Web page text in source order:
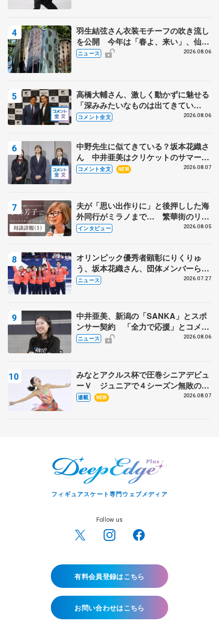
羽生結弦さん衣装モチーフの吹き流し
を公開 今年は「春よ、来い」、仙台
の瑞鳳殿
ニュース 2026.08.06
高橋大輔さん、激しく動かずに魅せる
「深みみたいなものは出てきてい
る？」 〝兄さん〟と慕うレジェンド
コメント全文 2026.08.06
中野先生に似てきている？坂本花織さ
ん 中井亜美はクリケットのサマーキ
ャンプに 島田麻央はたくさん試合に
コメント全文 NEW 2026.08.07
夫が「思い出作りに」と後押しした海
外同行がミラノまで… 繁華街のリン
クでは不良のお兄さんも味方に 小林
インタビュー 2026.08.05
オリンピック優秀者顕彰にりくりゅ
う、坂本花織さん、団体メンバーら
8月7日に文科省が表彰式、ブルーノ・
ニュース 2026.07.27
中井亜美、新潟の「SANKA」とスポ
ンサー契約 「全力で応援」とコメン
ト
ニュース 2026.08.06
みなとアクルス杯で圧巻シニアデビュ
ーＶ ジュニアで４シーズン無敗の島
田麻央
連載 NEW 2026.08.07
フィギュアスケート専門ウェブメディア
Follow us
有料会員登録はこちら
お問い合わせはこちら